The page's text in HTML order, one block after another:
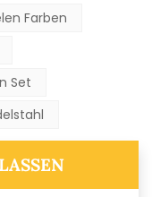
Farben
Set